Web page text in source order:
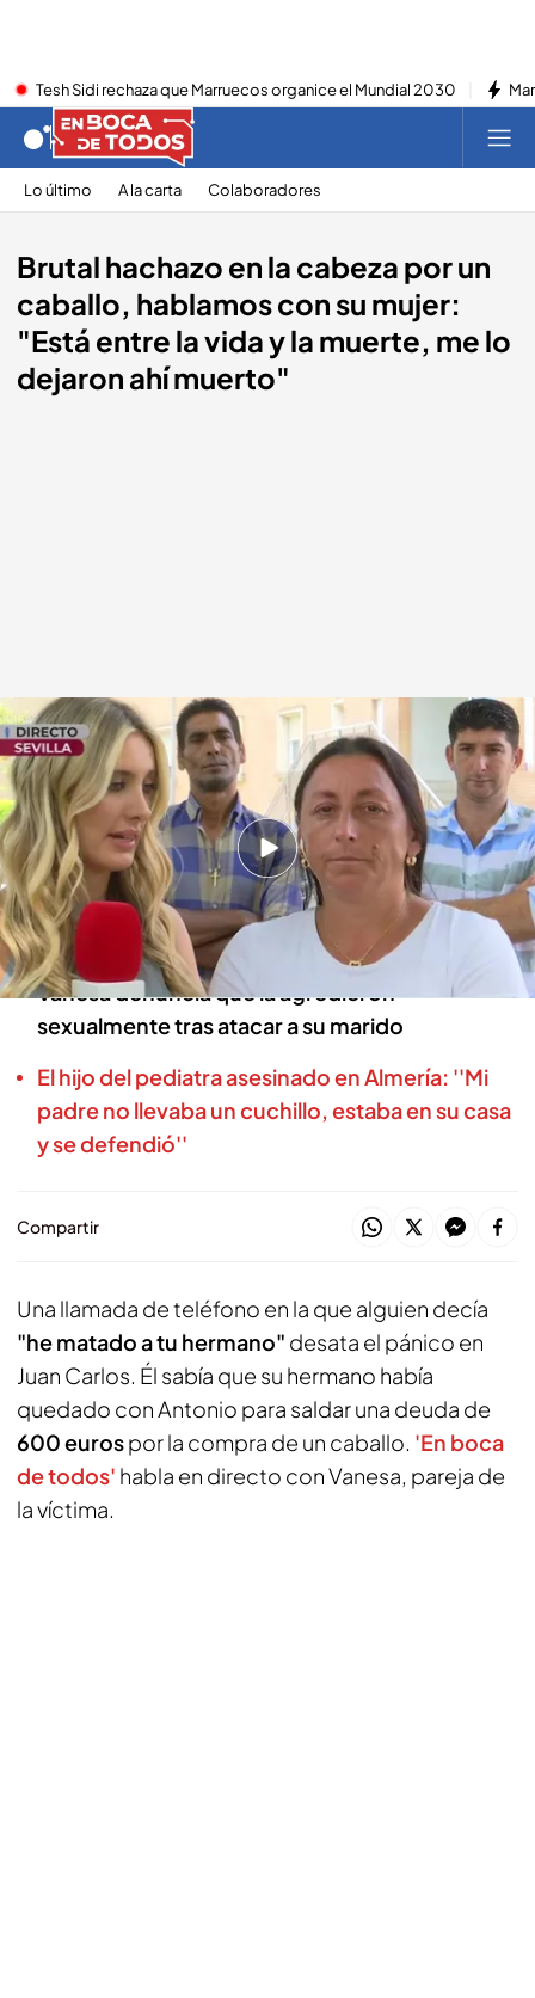
Tesh Sidi rechaza que Marruecos organice el Mundial 2030
Lo último A la carta Colaboradores
Brutal hachazo en la cabeza por un
caballo, hablamos con su mujer:
"Está entre la vida y la muerte, me lo
dejaron ahí muerto"
Vanesa, pareja de la víctima.cuatro.com
En boca de todos
02 OCT 2024 - 14:10h.
Una violenta agresión por no pagar la compra
de un caballo: la víctima se debate entre la vida
y la muerte tras recibir un hachazo
Vanesa denuncia que la agredieron
sexualmente tras atacar a su marido
El hijo del pediatra asesinado en Almería: ''Mi
padre no llevaba un cuchillo, estaba en su casa
y se defendió''
Compartir
Una llamada de teléfono en la que alguien decía
"he matado a tu hermano" desata el pánico en
Juan Carlos. Él sabía que su hermano había
quedado con Antonio para saldar una deuda de
600 eurospor la compra de un caballo. 'En boca
de todos' habla en directo con Vanesa, pareja de
la víctima.